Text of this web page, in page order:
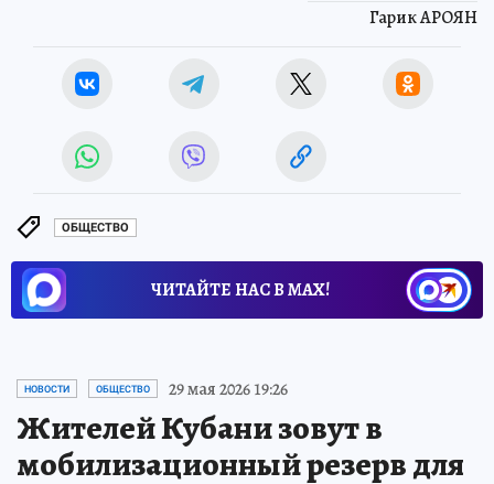
Гарик АРОЯН
ОБЩЕСТВО
ЧИТАЙТЕ НАС В МАХ!
НОВОСТИ ОБЩЕСТВО 29 мая 2026 19:26
Жителей Кубани зовут в
мобилизационный резерв для